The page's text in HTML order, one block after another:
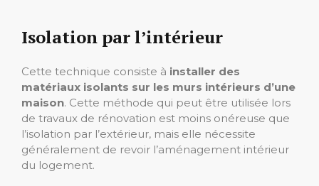
Isolation par l’intérieur
Cette technique consiste à installer des
matériaux isolants sur les murs intérieurs d’une
maison. Cette méthode qui peut être utilisée lors
de travaux de rénovation est moins onéreuse que
l’isolation par l’extérieur, mais elle nécessite
généralement de revoir l’aménagement intérieur
du logement.